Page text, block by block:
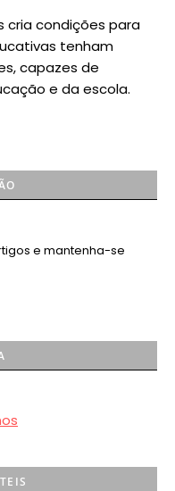
cria condições para
tenham
capazes de
e da escola.
e mantenha-se